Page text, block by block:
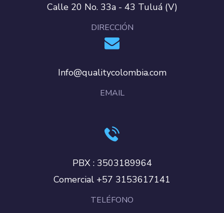
Calle 20 No. 33a - 43 Tuluá (V)
DIRECCIÓN
Info@qualitycolombia.com
EMAIL
PBX : 3503189964
Comercial +57 3153617141
TELÉFONO